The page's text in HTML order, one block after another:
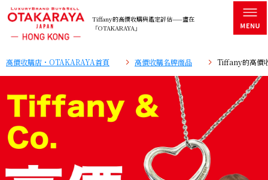
Tiffany的高價收購與鑑定評估——盡在
「OTAKARAYA」
高價收購店・OTAKARAYA首頁 高價收購名牌商品 Tiffany的高價